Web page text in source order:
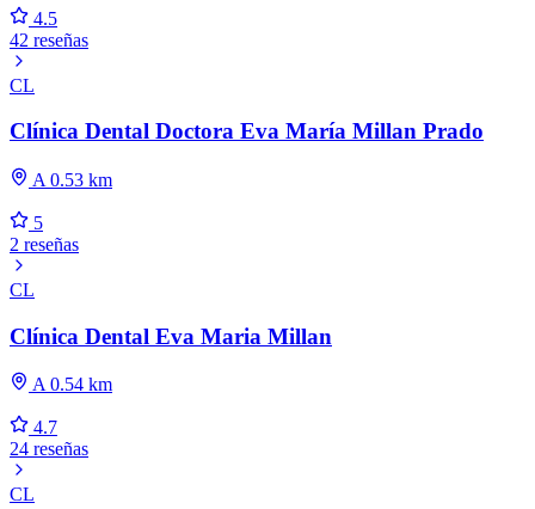
4.5
42 reseñas
CL
Clínica Dental Doctora Eva María Millan Prado
A 0.53 km
5
2 reseñas
CL
Clínica Dental Eva Maria Millan
A 0.54 km
4.7
24 reseñas
CL